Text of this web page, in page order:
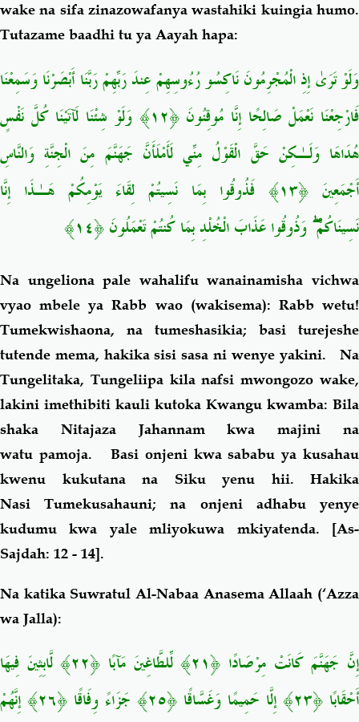
wake na sifa zinazowafanya wastahiki kuingia humo.
Tutazame baadhi tu ya Aayah hapa:
وَلَوْ تَرَىٰ إِذِ الْمُجْرِمُونَ نَاكِسُو رُءُوسِهِمْ عِندَ رَبِّهِمْ رَبَّنَا أَبْصَرْنَا وَسَمِعْنَا
فَارْجِعْنَا نَعْمَلْ صَالِحًا إِنَّا مُوقِنُونَ ﴿١٢﴾ وَلَوْ شِئْنَا لَآتَيْنَا كُلَّ نَفْسٍ
هُدَاهَا وَلَـٰكِنْ حَقَّ الْقَوْلُ مِنِّي لَأَمْلَأَنَّ جَهَنَّمَ مِنَ الْجِنَّةِ وَالنَّاسِ
أَجْمَعِينَ ﴿١٣﴾ فَذُوقُوا بِمَا نَسِيتُمْ لِقَاءَ يَوْمِكُمْ هَـٰذَا إِنَّا
نَسِينَاكُمْ ۖ وَذُوقُوا عَذَابَ الْخُلْدِ بِمَا كُنتُمْ تَعْمَلُونَ ﴿١٤﴾
Na ungeliona pale wahalifu wanainamisha vichwa
vyao mbele ya Rabb wao (wakisema): Rabb wetu!
Tumekwishaona, na tumeshasikia; basi turejeshe
tutende mema, hakika sisi sasa ni wenye yakini. Na
Tungelitaka, Tungeliipa kila nafsi mwongozo wake,
lakini imethibiti kauli kutoka Kwangu kwamba: Bila
shaka Nitajaza Jahannam kwa majini na
watu pamoja. Basi onjeni kwa sababu ya kusahau
kwenu kukutana na Siku yenu hii. Hakika
Nasi Tumekusahauni; na onjeni adhabu yenye
kudumu kwa yale mliyokuwa mkiyatenda. [As-
Sajdah: 12 - 14].
Na katika Suwratul Al-Nabaa Anasema Allaah (‘Azza
wa Jalla):
إِنَّ جَهَنَّمَ كَانَتْ مِرْصَادًا ﴿٢١﴾ لِّلطَّاغِينَ مَآبًا ﴿٢٢﴾ لَّابِثِينَ فِيهَا
أَحْقَابًا ﴿٢٣﴾ إِلَّا حَمِيمًا وَغَسَّاقًا ﴿٢٥﴾ جَزَاءً وِفَاقًا ﴿٢٦﴾ إِنَّهُمْ